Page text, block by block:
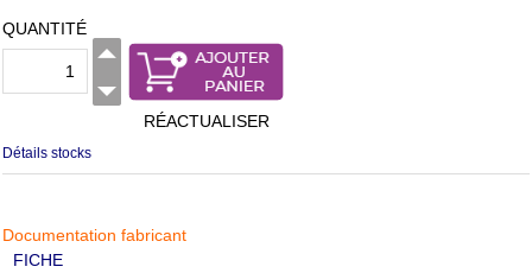
QUANTITÉ
RÉACTUALISER
Détails stocks
Documentation fabricant
FICHE